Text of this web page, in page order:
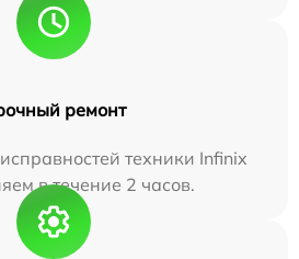
ремонт
техники Infinix
в течение 2 часов.